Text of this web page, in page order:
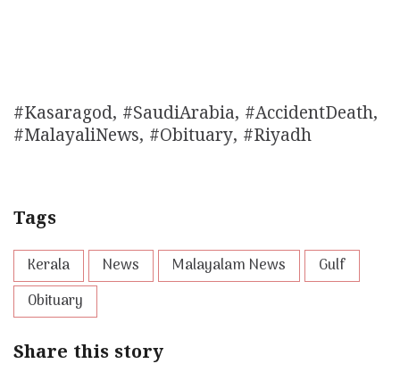
#Kasaragod, #SaudiArabia, #AccidentDeath,
#MalayaliNews, #Obituary, #Riyadh
Tags
Kerala News Malayalam News
Gulf
Obituary
Share this story